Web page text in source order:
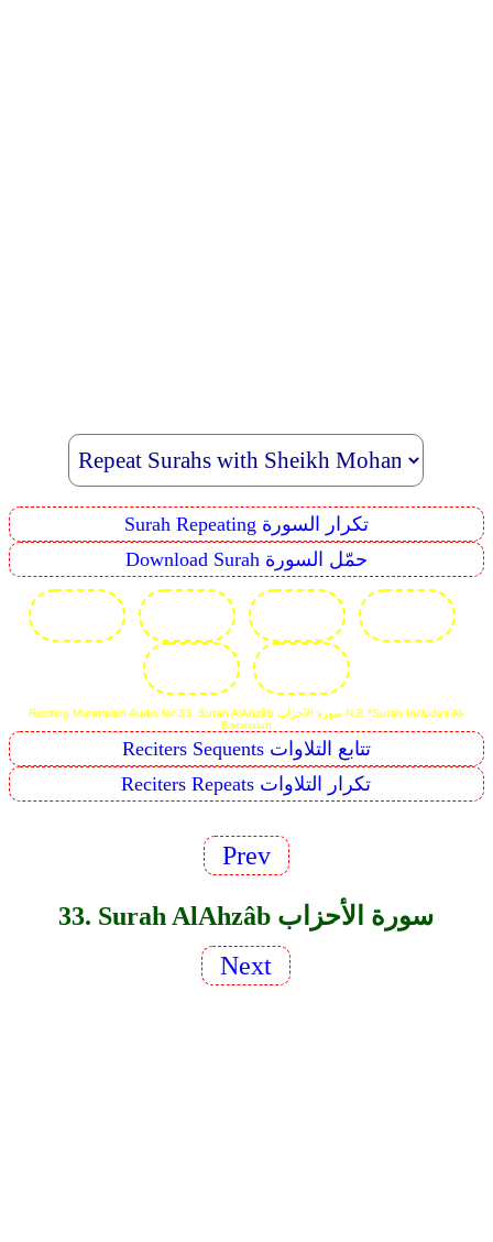
Surah Repeating تكرار السورة
Download Surah حمّل السورة
Reciting Murattalah Audio for 33. Surah Al­Ahzâb سورة الأحزاب N.B *Surah Includes Al-
Basmalah
Reciters Sequents تتابع التلاوات
Reciters Repeats تكرار التلاوات
Prev
33. Surah Al­Ahzâb سورة الأحزاب
Next